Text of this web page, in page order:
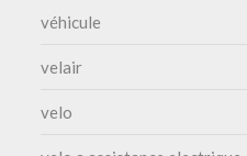
véhicule
velair
velo